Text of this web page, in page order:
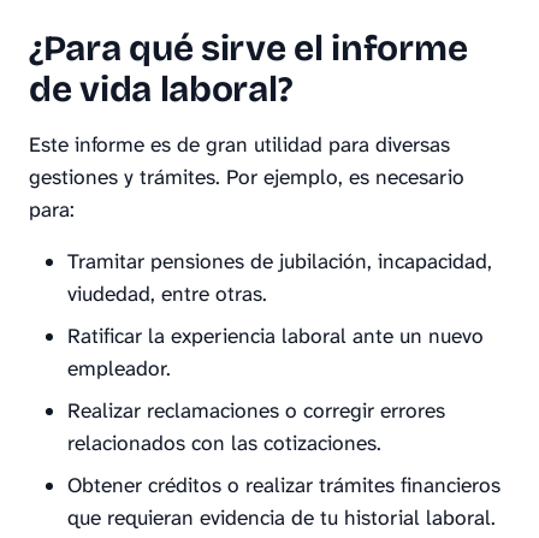
¿Para qué sirve el informe
de vida laboral?
Este informe es de gran utilidad para diversas
gestiones y trámites. Por ejemplo, es necesario
para:
Tramitar pensiones de jubilación, incapacidad,
viudedad, entre otras.
Ratificar la experiencia laboral ante un nuevo
empleador.
Realizar reclamaciones o corregir errores
relacionados con las cotizaciones.
Obtener créditos o realizar trámites financieros
que requieran evidencia de tu historial laboral.